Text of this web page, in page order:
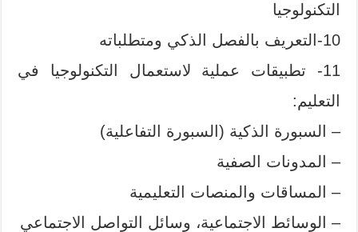
التكنولوجيا
10-التعريف بالفصل الذكي ومتطلباته
11- تطبيقات عملية لاستعمال التكنولوجيا في
التعليم:
– السبورة الذكية (السبورة التفاعلية)
– المدونات الصفية
– المساقات والمنصات التعليمية
– الوسائط الاجتماعية، وسائل التواصل الاجتماعي